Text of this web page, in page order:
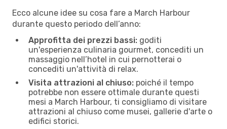
Ecco alcune idee su cosa fare a March Harbour
durante questo periodo dell’anno:
Approfitta dei prezzi bassi: goditi
un'esperienza culinaria gourmet, concediti un
massaggio nell’hotel in cui pernotterai o
concediti un'attività di relax.
Visita attrazioni al chiuso: poiché il tempo
potrebbe non essere ottimale durante questi
mesi a March Harbour, ti consigliamo di visitare
attrazioni al chiuso come musei, gallerie d'arte o
edifici storici.